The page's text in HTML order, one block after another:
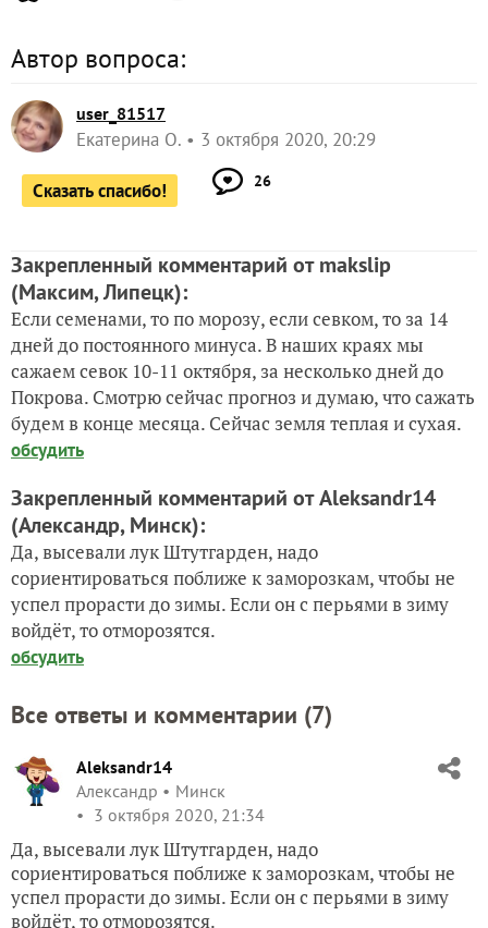
Автор вопроса:
user_81517
Екатерина О. 3 октября 2020, 20:29
Сказать спасибо! 26
Закрепленный комментарий от makslip
(Максим, Липецк):
Если семенами, то по морозу, если севком, то за 14
дней до постоянного минуса. В наших краях мы
сажаем севок 10-11 октября, за несколько дней до
Покрова. Смотрю сейчас прогноз и думаю, что сажать
будем в конце месяца. Сейчас земля теплая и сухая.
обсудить
Закрепленный комментарий от Aleksandr14
(Александр, Минск):
Да, высевали лук Штутгарден, надо
сориентироваться поближе к заморозкам, чтобы не
успел прорасти до зимы. Если он с перьями в зиму
войдёт, то отморозятся.
обсудить
Все ответы и комментарии (7)
Aleksandr14
Александр
Минск
3 октября 2020, 21:34
Да, высевали лук Штутгарден, надо
сориентироваться поближе к заморозкам, чтобы не
успел прорасти до зимы. Если он с перьями в зиму
войдёт, то отморозятся.